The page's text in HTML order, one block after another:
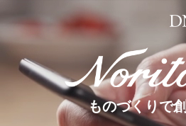
ものづくりで